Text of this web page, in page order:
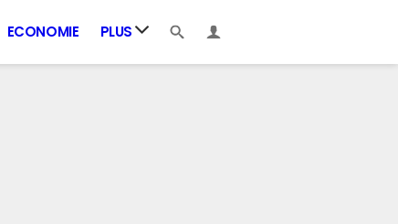
ECONOMIE PLUS